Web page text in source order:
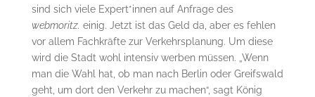
sind sich viele Expert*innen auf Anfrage des
webmoritz. einig. Jetzt ist das Geld da, aber es fehlen
vor allem Fachkräfte zur Verkehrsplanung. Um diese
wird die Stadt wohl intensiv werben müssen. „Wenn
man die Wahl hat, ob man nach Berlin oder Greifswald
geht, um dort den Verkehr zu machen“, sagt König